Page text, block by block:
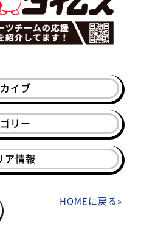
イブ
リー
ア情報
HOMEに戻る»